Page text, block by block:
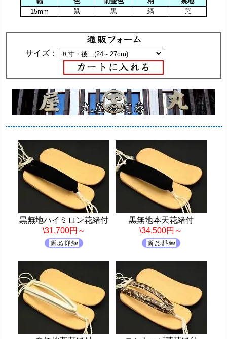
15mm
鼠 黒 縞 罠
サイズ：
黒無地ハイミロン花緒付
\31,700円～
黒無地本天花緒付
\34,500円～